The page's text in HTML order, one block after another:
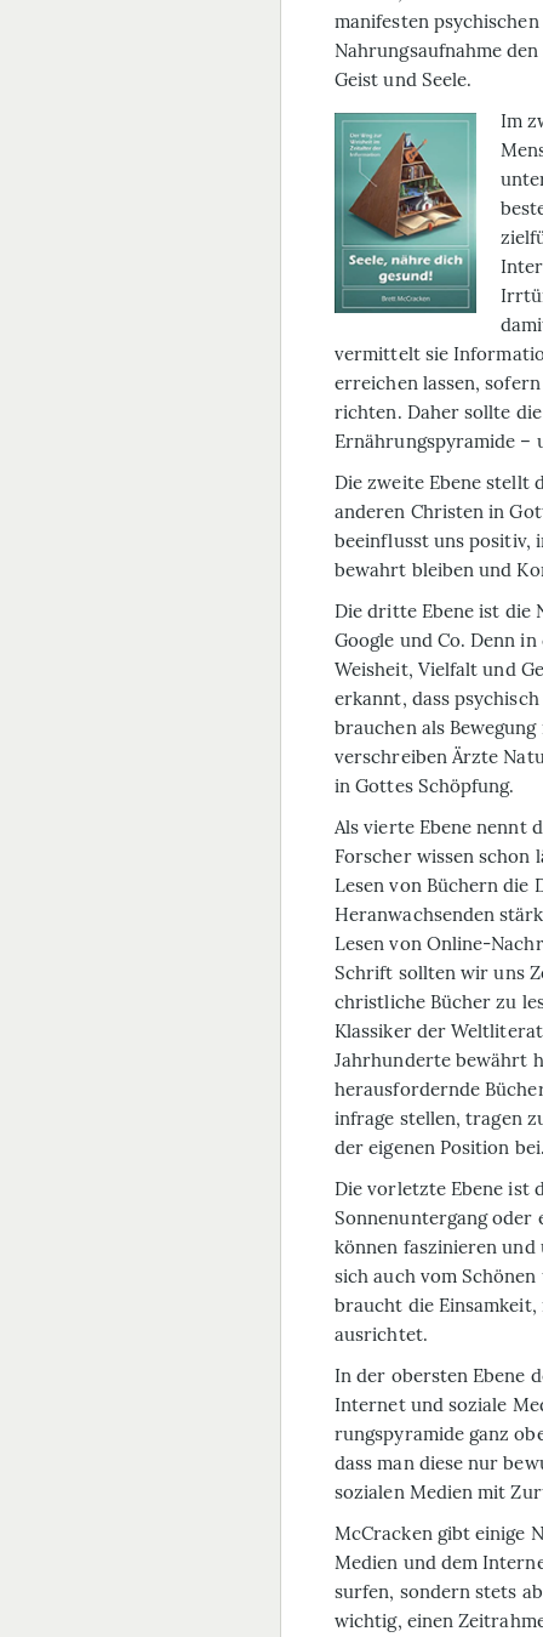
manifesten
Nahrungsaufnahme
Geist und Seele.
Im
vermittelt sie
erreichen lassen,
richten. Daher sollte
Ernährungspyramide –
Die zweite Ebene stellt
anderen Christen in
beeinflusst uns positiv,
bewahrt bleiben und
Die dritte Ebene ist die
Google und Co. Denn
Weisheit, Vielfalt und
erkannt, dass
brauchen als
verschreiben Ärzte
in Gottes Schöpfung.
Als vierte Ebene nennt
Forscher wissen schon
Lesen von Büchern die
Heranwachsenden
Lesen von Online-
Schrift sollten wir uns
christliche Bücher zu
Klassiker der
Jahrhunderte bewährt
herausfordernde
infrage stellen, tragen
der eigenen Position
Die vorletzte Ebene ist
Sonnenuntergang oder
können faszinieren und
sich auch vom
braucht die
ausrichtet.
In der obersten Ebene
Internet und soziale
rungspyramide ganz
dass man diese nur
sozialen Medien mit
McCracken gibt einige
Medien und dem
surfen, sondern stets
wichtig, einen